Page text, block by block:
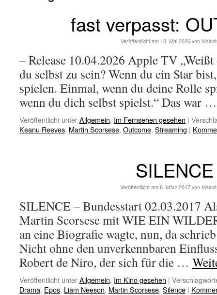
fast verpasst:
Veröffentlicht am 18. Mai 2026 von
– Release 10.04.2026 Apple TV
du selbst zu sein? Wenn du ein Star
spielen. Einmal, wenn du deine Rolle
wenn du dich selbst spielst.“ Das war
Veröffentlicht unterAllgemein, Im Fernsehen gesehen |
Keanu Reeves, Martin Scorsese, Outcome, Streaming |
SILENCE
Veröffentlicht am 8. März 2017 von
SILENCE – Bundesstart 02.03.2017
Martin Scorsese mit WIE EIN
an eine Biografie wagte, nun, da
Nicht ohne den unverkennbaren
Robert de Niro, der sich für die …
Veröffentlicht unterAllgemein, Im Kino gesehen |
Drama, Epos, Liam Neeson, Martin Scorsese, Silence |